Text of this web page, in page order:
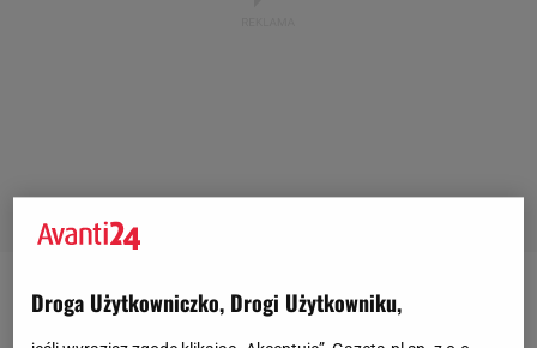
Natalia Piwek
Droga Użytkowniczko, Drogi Użytkowniku,